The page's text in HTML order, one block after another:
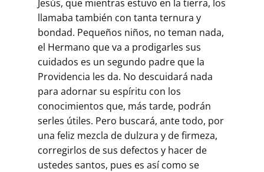
Jesús, que mientras estuvo en la tierra, los
llamaba también con tanta ternura y
bondad. Pequeños niños, no teman nada,
el Hermano que va a prodigarles sus
cuidados es un segundo padre que la
Providencia les da. No descuidará nada
para adornar su espíritu con los
conocimientos que, más tarde, podrán
serles útiles. Pero buscará, ante todo, por
una feliz mezcla de dulzura y de firmeza,
corregirlos de sus defectos y hacer de
ustedes santos, pues es así como se